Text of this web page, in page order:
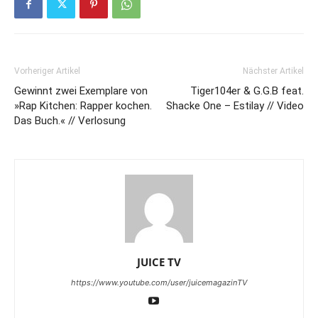
Vorheriger Artikel
Gewinnt zwei Exemplare von
»Rap Kitchen: Rapper kochen.
Das Buch.« // Verlosung
Nächster Artikel
Tiger104er & G.G.B feat.
Shacke One – Estilay // Video
JUICE TV
https://www.youtube.com/user/juicemagazinTV